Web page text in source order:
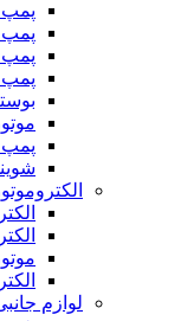
پمپ
پمپ
پمپ
پمپ
پمپ
لوازم